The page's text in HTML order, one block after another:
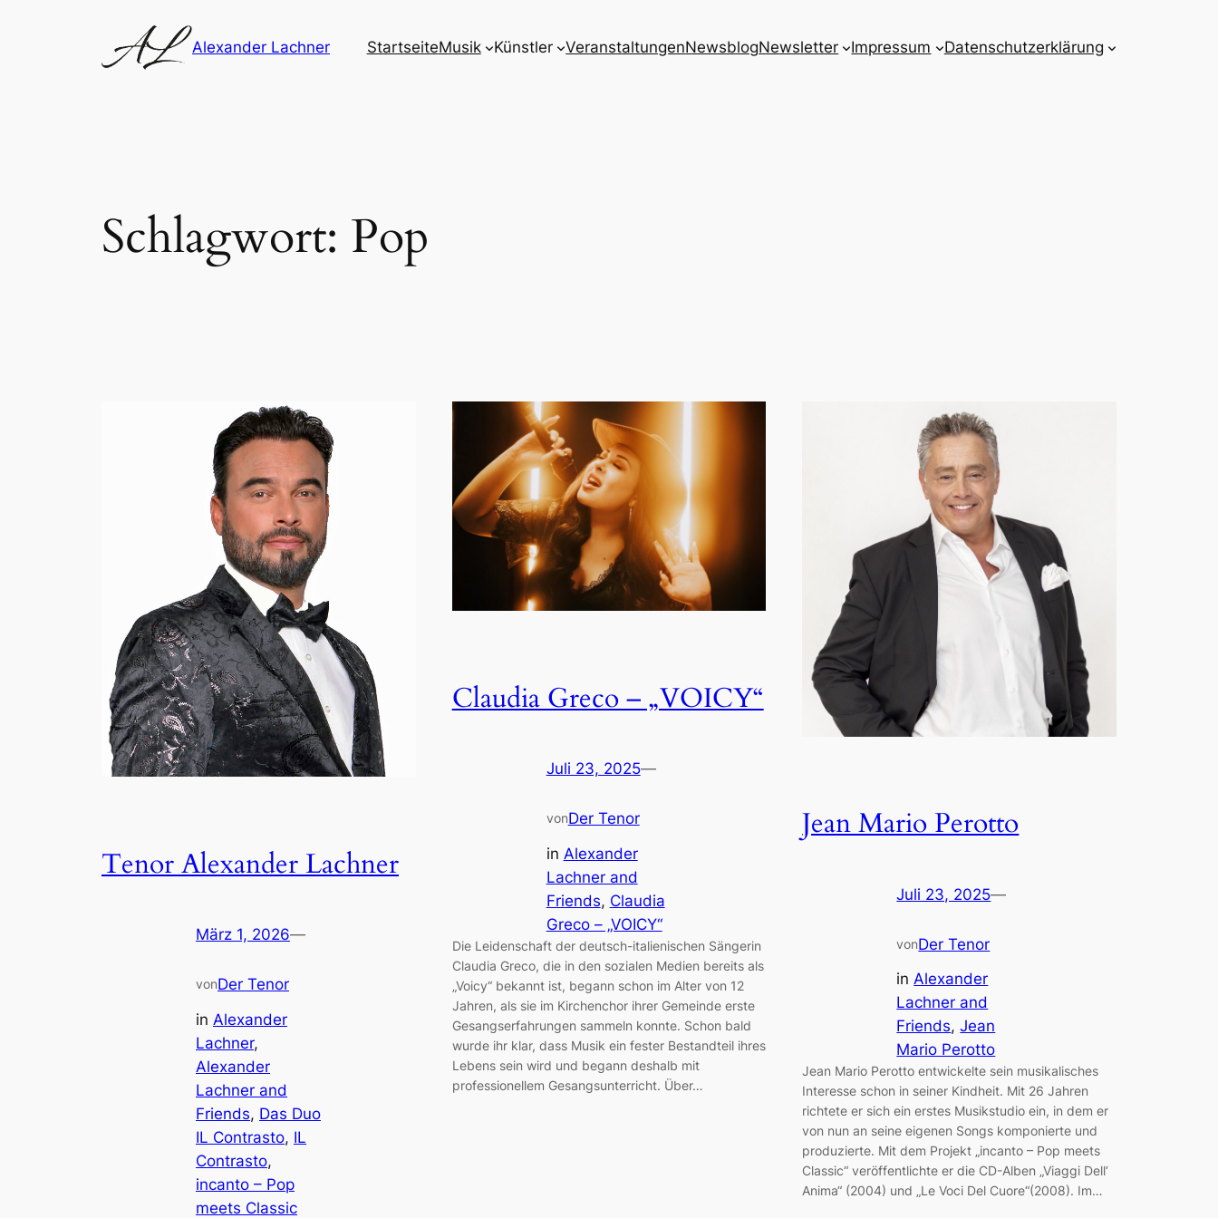
Alexander Lachner StartseiteMusik Künstler VeranstaltungenNewsblogNewsletter Impressum Datenschutzerklärung
Schlagwort: Pop
Tenor Alexander Lachner
März 1, 2026—
vonDer Tenor
in Alexander
Lachner
Alexander
Lachner and
Friends, Das Duo
IL Contrasto, IL
Contrasto
incanto – Pop
meets Classic
Claudia Greco – „VOICY“
Juli 23, 2025—
vonDer Tenor
in Alexander
Lachner and
Friends, Claudia
Greco – „VOICY“
Die Leidenschaft der deutsch-italienischen Sängerin
Claudia Greco, die in den sozialen Medien bereits als
„Voicy“ bekannt ist, begann schon im Alter von 12
Jahren, als sie im Kirchenchor ihrer Gemeinde erste
Gesangserfahrungen sammeln konnte. Schon bald
wurde ihr klar, dass Musik ein fester Bestandteil ihres
Lebens sein wird und begann deshalb mit
professionellem Gesangsunterricht. Über…
Jean Mario Perotto
Juli 23, 2025—
vonDer Tenor
inAlexander
Lachner and
Friends, Jean
Mario Perotto
Jean Mario Perotto entwickelte sein musikalisches
Interesse schon in seiner Kindheit. Mit 26 Jahren
richtete er sich ein erstes Musikstudio ein, in dem er
von nun an seine eigenen Songs komponierte und
produzierte. Mit dem Projekt „incanto – Pop meets
Classic“ veröffentlichte er die CD-Alben „Viaggi Dell‘
Anima“ (2004) und „Le Voci Del Cuore“(2008). Im…